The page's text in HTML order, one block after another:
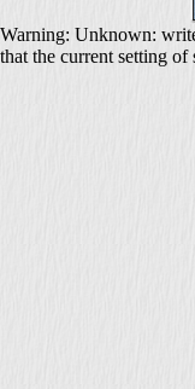
Warning: Unknown:
that the current setting